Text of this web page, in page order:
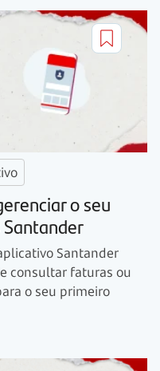
o seu
Santander
consultar faturas ou
o seu primeiro